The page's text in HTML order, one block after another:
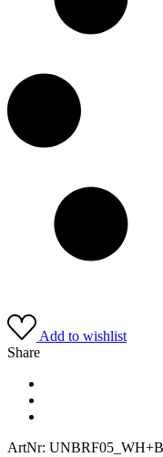
Add to wishlist
Share
ArtNr: